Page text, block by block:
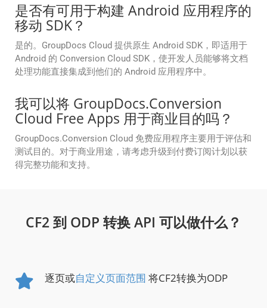
是否有可用于构建 Android 应用程序的
移动 SDK？
是的。GroupDocs Cloud 提供原生 Android SDK，即适用于
Android 的 Conversion Cloud SDK，使开发人员能够将文档
处理功能直接集成到他们的 Android 应用程序中。
我可以将 GroupDocs.Conversion
Cloud Free Apps 用于商业目的吗？
GroupDocs.Conversion Cloud 免费应用程序主要用于评估和
测试目的。对于商业用途，请考虑升级到付费订阅计划以获
得完整功能和支持。
CF2 到 ODP 转换 API 可以做什么？
逐页或自定义页面范围 将CF2转换为ODP